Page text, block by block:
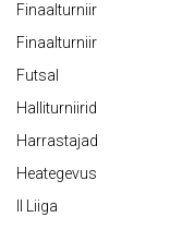
Finaalturniir
Finaalturniir
Futsal
Halliturniirid
Harrastajad
Heategevus
II Liiga